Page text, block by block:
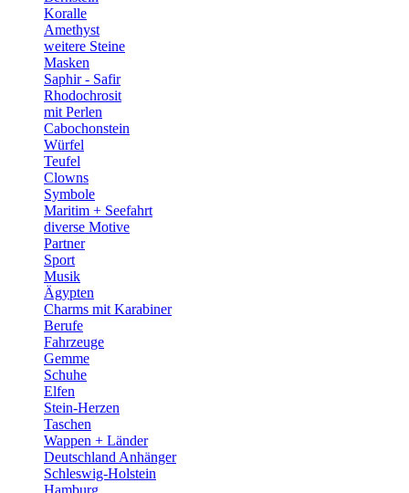
Koralle
Amethyst
weitere Steine
Masken
Saphir - Safir
Rhodochrosit
mit Perlen
Cabochonstein
Würfel
Teufel
Clowns
Symbole
Maritim + Seefahrt
diverse Motive
Partner
Sport
Musik
Ägypten
Charms mit Karabiner
Berufe
Fahrzeuge
Gemme
Schuhe
Elfen
Stein-Herzen
Taschen
Wappen + Länder
Deutschland Anhänger
Schleswig-Holstein
Hamburg